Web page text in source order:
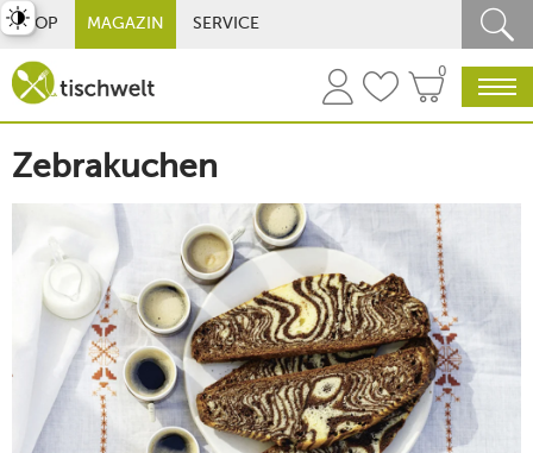
SHOP MAGAZIN SERVICE
0
Zebrakuchen
umschalten